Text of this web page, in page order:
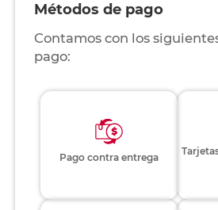
Métodos de pago
Contamos con los
pago:
Pago contra entrega